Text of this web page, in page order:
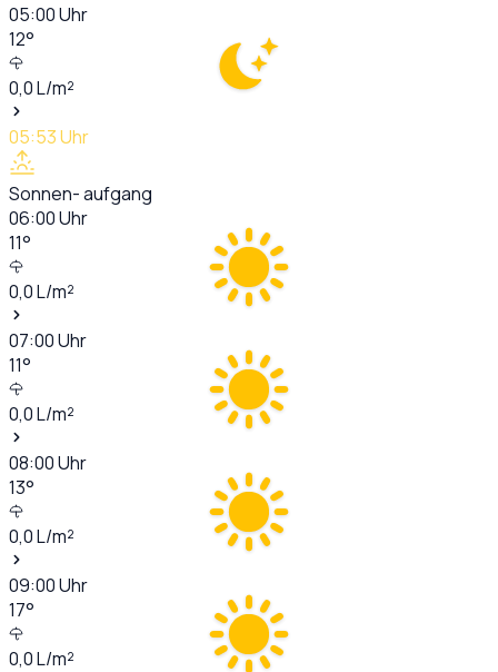
05:00Uhr
12°
0,0L/m²
05:53Uhr
Sonnen- aufgang
06:00Uhr
11°
0,0L/m²
07:00Uhr
11°
0,0L/m²
08:00Uhr
13°
0,0L/m²
09:00Uhr
17°
0,0L/m²